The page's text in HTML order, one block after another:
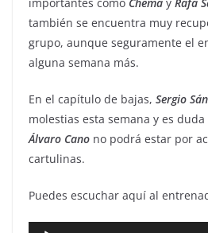
también se encuentra muy
grupo, aunque seguramente el
alguna semana más.
En el capítulo de bajas, Sergio
molestias esta semana y es
Álvaro Cano no podrá estar por
cartulinas.
Puedes escuchar aquí al